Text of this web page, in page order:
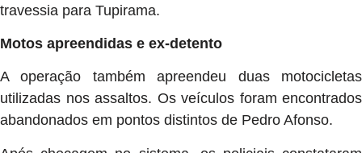
travessia para Tupirama.
Motos apreendidas e ex-detento
A operação também apreendeu duas motocicletas
utilizadas nos assaltos. Os veículos foram encontrados
abandonados em pontos distintos de Pedro Afonso.